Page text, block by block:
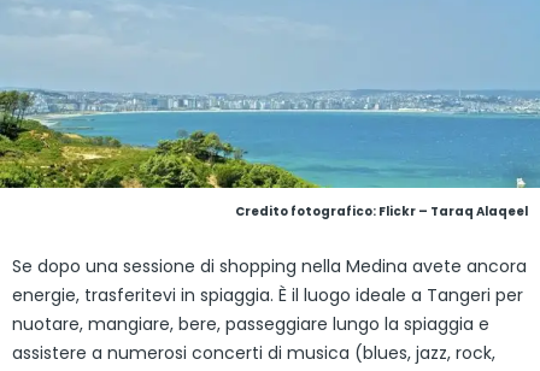
Credito fotografico: Flickr – Taraq Alaqeel
Se dopo una sessione di shopping nella Medina avete ancora
energie, trasferitevi in spiaggia. È il luogo ideale a Tangeri per
nuotare, mangiare, bere, passeggiare lungo la spiaggia e
assistere a numerosi concerti di musica (blues, jazz, rock,